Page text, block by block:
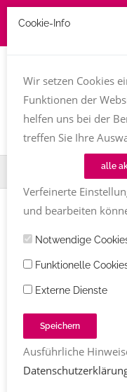
TT-
Tina
Share
Cookie-Info
Wir setzen Cookies
Funktionen der
helfen uns bei der
treffen Sie Ihre
alle
Verfeinerte
und bearbeiten
Notwendige
Funktionelle
Externe Dienste
Speichern
Ausführliche